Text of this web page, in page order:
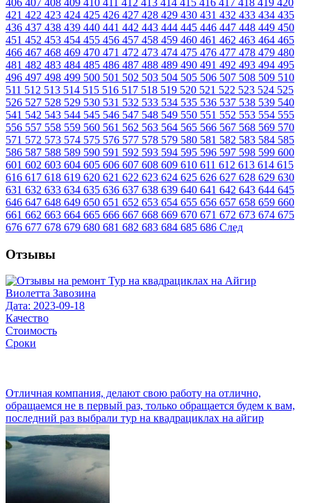
421 422 423 424 425 426 427 428 429 430 431 432 433 434 435
436 437 438 439 440 441 442 443 444 445 446 447 448 449 450
451 452 453 454 455 456 457 458 459 460 461 462 463 464 465
466 467 468 469 470 471 472 473 474 475 476 477 478 479 480
481 482 483 484 485 486 487 488 489 490 491 492 493 494 495
496 497 498 499 500 501 502 503 504 505 506 507 508 509 510
511 512 513 514 515 516 517 518 519 520 521 522 523 524 525
526 527 528 529 530 531 532 533 534 535 536 537 538 539 540
541 542 543 544 545 546 547 548 549 550 551 552 553 554 555
556 557 558 559 560 561 562 563 564 565 566 567 568 569 570
571 572 573 574 575 576 577 578 579 580 581 582 583 584 585
586 587 588 589 590 591 592 593 594 595 596 597 598 599 600
601 602 603 604 605 606 607 608 609 610 611 612 613 614 615
616 617 618 619 620 621 622 623 624 625 626 627 628 629 630
631 632 633 634 635 636 637 638 639 640 641 642 643 644 645
646 647 648 649 650 651 652 653 654 655 656 657 658 659 660
661 662 663 664 665 666 667 668 669 670 671 672 673 674 675
676 677 678 679 680 681 682 683 684 685 686 След
Отзывы
Виолетта Завозина
Дата: 2023-09-18
Качество
Стоимость
Сроки
Отличная компания, делают свою работу на отлично,
обращаемся не в первый раз, только обращается будем к вам,
последний раз выбрали тур на квадрациклах на айгир